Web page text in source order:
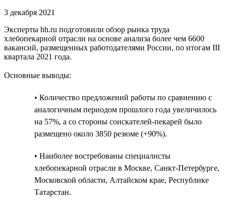
3 декабря 2021
Эксперты hh.ru подготовили обзор рынка труда
хлебопекарной отрасли на основе анализа более чем 6600
вакансий, размещенных работодателями России, по итогам III
квартала 2021 года.
Основные выводы:
• Количество предложений работы по сравнению с
аналогичным периодом прошлого года увеличилось
на 57%, а со стороны соискателей-пекарей было
размещено около 3850 резюме (+90%).
• Наиболее востребованы специалисты
хлебопекарной отрасли в Москве, Санкт-Петербурге,
Московской области, Алтайском крае, Республике
Татарстан.